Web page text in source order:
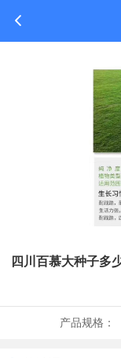
四川百慕大种子多
产品规格：